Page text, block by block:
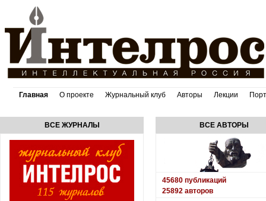
Главная О проекте Журнальный клуб Авторы Лекции
ВСЕ ЖУРНАЛЫ ВСЕ АВТОРЫ
45680 публикаций
25892 авторов